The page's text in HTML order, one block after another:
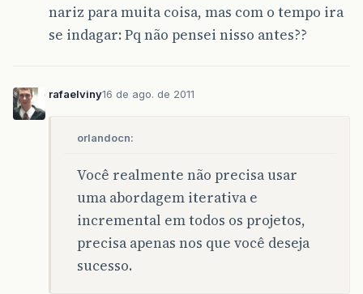
nariz para muita coisa, mas com o tempo ira
se indagar: Pq não pensei nisso antes??
rafaelviny16 de ago. de 2011
orlandocn:
Você realmente não precisa usar
uma abordagem iterativa e
incremental em todos os projetos,
precisa apenas nos que você deseja
sucesso.